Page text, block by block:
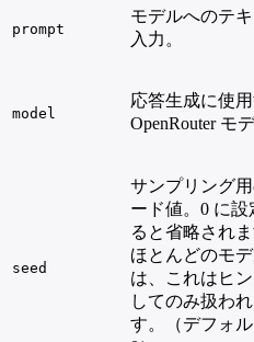
prompt
モデルへのテキ
入力。
model
応答生成に使
OpenRouter モデ
seed
サンプリング
ード値。0 に設
ると省略されま
ほとんどのモ
は、これはヒ
してのみ扱われ
す。（デフォ